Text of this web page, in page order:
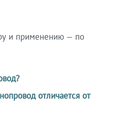
и применению — по
отличается от